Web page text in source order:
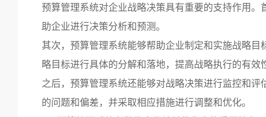
预算管理系统对企业战略决策具有重要的支持作用
助企业进行决策分析和预测。
其次，预算管理系统能够帮助企业制定和实施战略
略目标进行具体的分解和落地，提高战略执行的有效
之后，预算管理系统还能够对战略决策进行监控和
的问题和偏差，并采取相应措施进行调整和优化。